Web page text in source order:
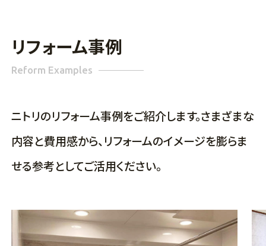
リフォーム事例
Reform Examples
ニトリのリフォーム事例をご紹介します。さまざまな
内容と費用感から、リフォームのイメージを膨らま
せる参考としてご活用ください。